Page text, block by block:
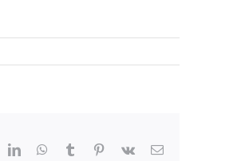
LinkedInWhatsApp
Tumblr Pinterest
Vk Email